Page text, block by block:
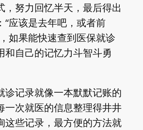
，努力回忆半天，最后得出
“应该是去年吧，或者前
如果能快速查到医保就诊
和自己的记忆力斗智斗勇
诊记录就像一本默默记账的
一次就医的信息整理得井井
这些记录，最方便的方法就